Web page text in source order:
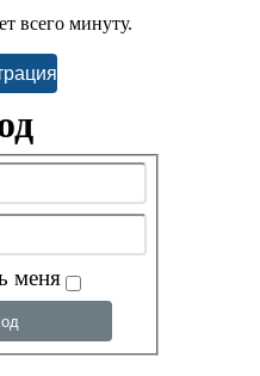
всего минуту.
меня